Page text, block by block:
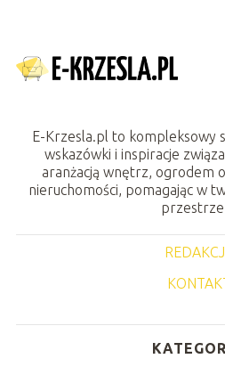
E-Krzesla.pl to kompleksowy
wskazówki i inspiracje
aranżacją wnętrz, ogrodem
nieruchomości, pomagając w